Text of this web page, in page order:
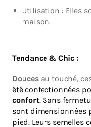
Utilisation : Elles
maison.
Tendance & Chic :
Douces au touché,
été confectionnées
confort. Sans
sont dimensionnées
pied. Leurs semelles